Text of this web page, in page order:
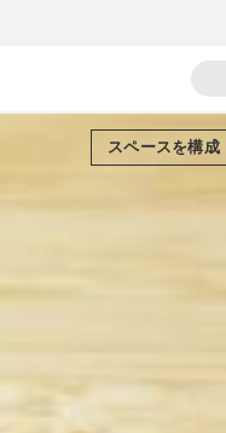
スペースを構成